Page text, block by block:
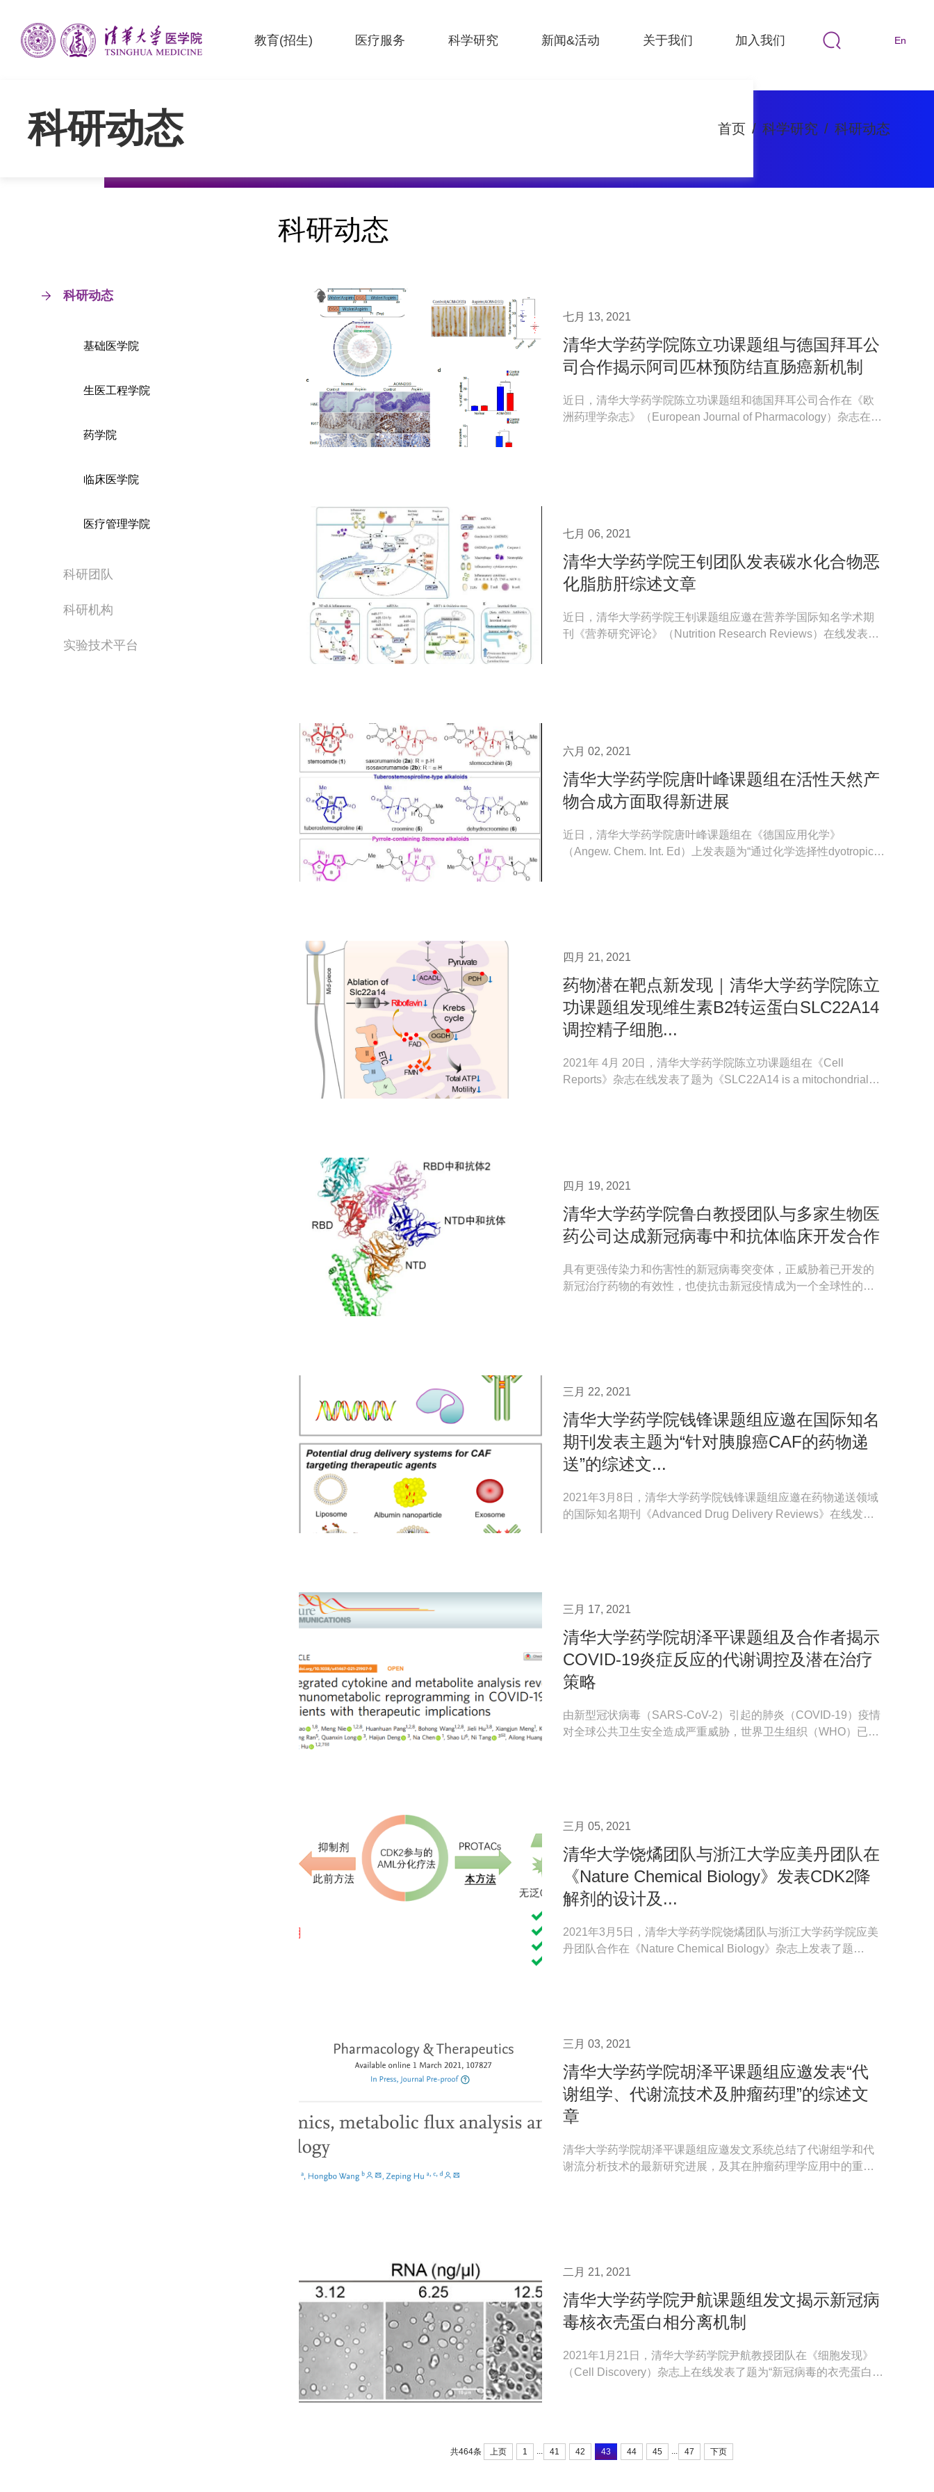
教育(招生) 医疗服务 科学研究 新闻&活动 关于我们 加入我们 En
科研动态 首页 / 科学研究 / 科研动态
科研动态
基础医学院
生医工程学院
药学院
临床医学院
医疗管理学院
科研团队
科研机构
实验技术平台
科研动态
七月 13, 2021
清华大学药学院陈立功课题组与德国拜耳公
司合作揭示阿司匹林预防结直肠癌新机制
近日，清华大学药学院陈立功课题组和德国拜耳公司合作在《欧
洲药理学杂志》（European Journal of Pharmacology）杂志在线
七月 06, 2021
清华大学药学院王钊团队发表碳水化合物恶
化脂肪肝综述文章
近日，清华大学药学院王钊课题组应邀在营养学国际知名学术期
刊《营养研究评论》（Nutrition Research Reviews）在线发表题
六月 02, 2021
清华大学药学院唐叶峰课题组在活性天然产
物合成方面取得新进展
近日，清华大学药学院唐叶峰课题组在《德国应用化学》
（Angew. Chem. Int. Ed）上发表题为“通过化学选择性dyotropic重
四月 21, 2021
药物潜在靶点新发现｜清华大学药学院陈立
功课题组发现维生素B2转运蛋白SLC22A14
调控精子细胞...
2021年 4月 20日，清华大学药学院陈立功课题组在《Cell
Reports》杂志在线发表了题为《SLC22A14 is a mitochondrial
四月 19, 2021
清华大学药学院鲁白教授团队与多家生物医
药公司达成新冠病毒中和抗体临床开发合作
具有更强传染力和伤害性的新冠病毒突变体，正威胁着已开发的
新冠治疗药物的有效性，也使抗击新冠疫情成为一个全球性的长
三月 22, 2021
清华大学药学院钱锋课题组应邀在国际知名
期刊发表主题为“针对胰腺癌CAF的药物递
送”的综述文...
2021年3月8日，清华大学药学院钱锋课题组应邀在药物递送领域
的国际知名期刊《Advanced Drug Delivery Reviews》在线发表
三月 17, 2021
清华大学药学院胡泽平课题组及合作者揭示
COVID-19炎症反应的代谢调控及潜在治疗
策略
由新型冠状病毒（SARS-CoV-2）引起的肺炎（COVID-19）疫情
对全球公共卫生安全造成严重威胁，世界卫生组织（WHO）已将
三月 05, 2021
清华大学饶燏团队与浙江大学应美丹团队在
《Nature Chemical Biology》发表CDK2降
解剂的设计及...
2021年3月5日，清华大学药学院饶燏团队与浙江大学药学院应美
丹团队合作在《Nature Chemical Biology》杂志上发表了题
三月 03, 2021
清华大学药学院胡泽平课题组应邀发表“代
谢组学、代谢流技术及肿瘤药理”的综述文
章
清华大学药学院胡泽平课题组应邀发文系统总结了代谢组学和代
谢流分析技术的最新研究进展，及其在肿瘤药理学应用中的重要
二月 21, 2021
清华大学药学院尹航课题组发文揭示新冠病
毒核衣壳蛋白相分离机制
2021年1月21日，清华大学药学院尹航教授团队在《细胞发现》
（Cell Discovery）杂志上在线发表了题为“新冠病毒的衣壳蛋白通
共464条 上页 1 ... 41 42 43 44 45 ... 47 下页